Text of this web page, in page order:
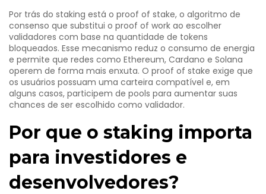
Por trás do staking está o proof of stake, o algoritmo de
consenso que substitui o proof of work ao escolher
validadores com base na quantidade de tokens
bloqueados. Esse mecanismo reduz o consumo de energia
e permite que redes como Ethereum, Cardano e Solana
operem de forma mais enxuta. O proof of stake exige que
os usuários possuam uma carteira compatível e, em
alguns casos, participem de pools para aumentar suas
chances de ser escolhido como validador.
Por que o staking importa
para investidores e
desenvolvedores?